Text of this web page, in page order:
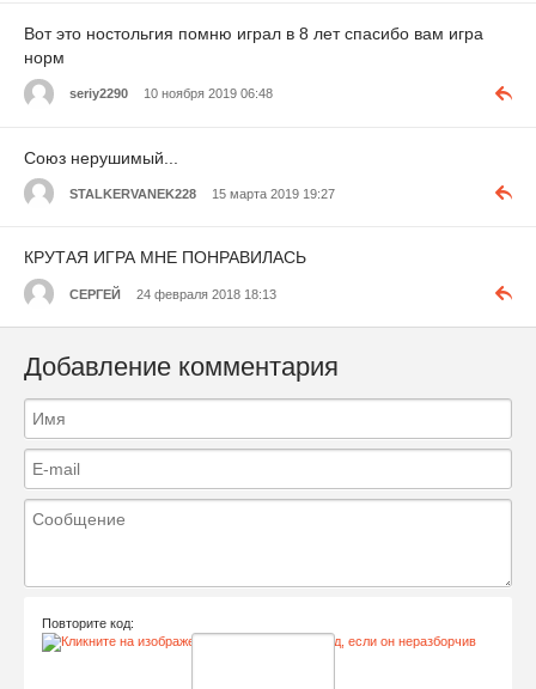
Вот это ностольгия помню играл в 8 лет спасибо вам игра
норм
seriy2290 10 ноября 2019 06:48
Союз нерушимый...
STALKERVANEK228 15 марта 2019 19:27
КРУТАЯ ИГРА МНЕ ПОНРАВИЛАСЬ
СЕРГЕЙ 24 февраля 2018 18:13
Добавление комментария
Повторите код: